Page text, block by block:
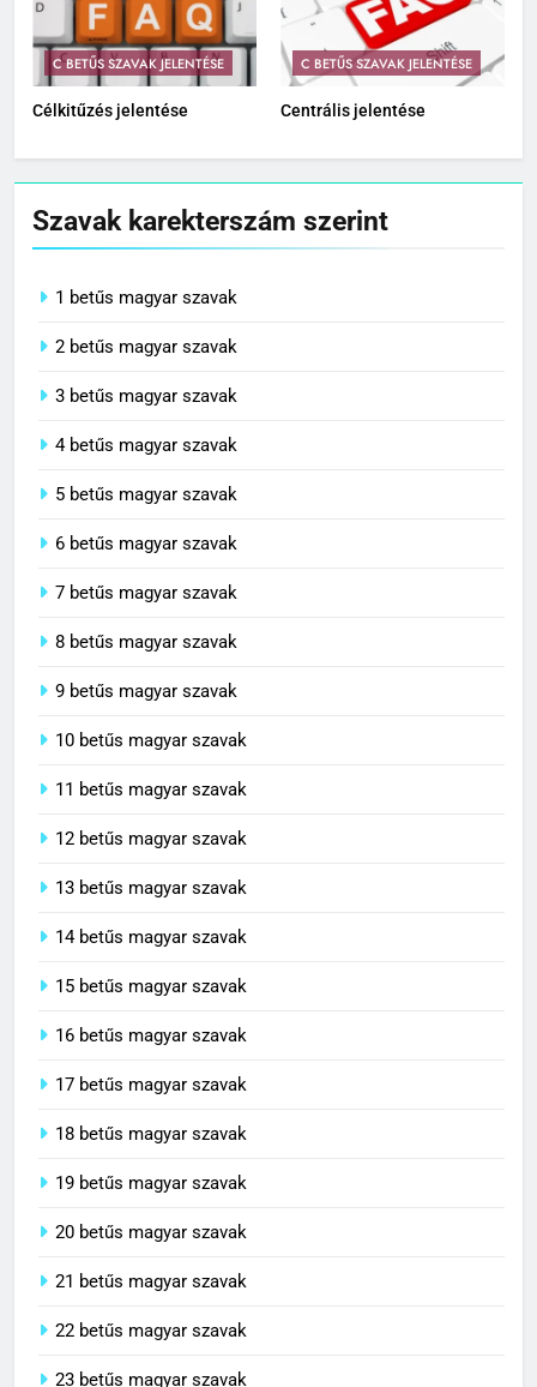
C BETŰS SZAVAK JELENTÉSE
Célkitűzés jelentése
C BETŰS SZAVAK JELENTÉSE
Centrális jelentése
Szavak karekterszám szerint
1 betűs magyar szavak
2 betűs magyar szavak
3 betűs magyar szavak
4 betűs magyar szavak
5 betűs magyar szavak
6 betűs magyar szavak
7 betűs magyar szavak
8 betűs magyar szavak
9 betűs magyar szavak
10 betűs magyar szavak
11 betűs magyar szavak
12 betűs magyar szavak
13 betűs magyar szavak
14 betűs magyar szavak
15 betűs magyar szavak
16 betűs magyar szavak
17 betűs magyar szavak
18 betűs magyar szavak
19 betűs magyar szavak
20 betűs magyar szavak
21 betűs magyar szavak
22 betűs magyar szavak
23 betűs magyar szavak